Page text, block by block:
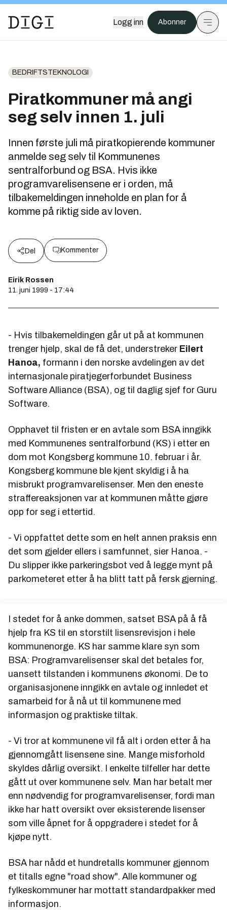
Logg inn Abonner
BEDRIFTSTEKNOLOGI
Piratkommuner må angi
seg selv innen 1. juli
Innen første juli må piratkopierende kommuner
anmelde seg selv til Kommunenes
sentralforbund og BSA. Hvis ikke
programvarelisensene er i orden, må
tilbakemeldingen inneholde en plan for å
komme på riktig side av loven.
Del Kommenter
Eirik Rossen
11. juni 1999 - 17:44
- Hvis tilbakemeldingen går ut på at kommunen
trenger hjelp, skal de få det, understreker Eilert
Hanoa, formann i den norske avdelingen av det
internasjonale piratjegerforbundet Business
Software Alliance (BSA), og til daglig sjef for Guru
Software.
Opphavet til fristen er en avtale som BSA inngikk
med Kommunenes sentralforbund (KS) i etter en
dom mot Kongsberg kommune 10. februar i år.
Kongsberg kommune ble kjent skyldig i å ha
misbrukt programvarelisenser. Men den eneste
straffereaksjonen var at kommunen måtte gjøre
opp for seg i ettertid.
- Vi oppfattet dette som en helt annen praksis enn
det som gjelder ellers i samfunnet, sier Hanoa. -
Du slipper ikke parkeringsbot ved å legge mynt på
parkometeret etter å ha blitt tatt på fersk gjerning.
I stedet for å anke dommen, satset BSA på å få
hjelp fra KS til en storstilt lisensrevisjon i hele
kommunenorge. KS har samme klare syn som
BSA: Programvarelisenser skal det betales for,
uansett tilstanden i kommunens økonomi. De to
organisasjonene inngikk en avtale og innledet et
samarbeid for å nå ut til kommunene med
informasjon og praktiske tiltak.
- Vi tror at kommunene vil få alt i orden etter å ha
gjennomgått lisensene sine. Mange misforhold
skyldes dårlig oversikt. I enkelte tilfeller har dette
gått ut over kommunene selv. Man har betalt mer
enn nødvendig for programvarelisenser, fordi man
ikke har hatt oversikt over eksisterende lisenser
som ville åpnet for å oppgradere i stedet for å
kjøpe nytt.
BSA har nådd et hundretalls kommuner gjennom
et titalls egne "road show". Alle kommuner og
fylkeskommuner har mottatt standardpakker med
informasjon.